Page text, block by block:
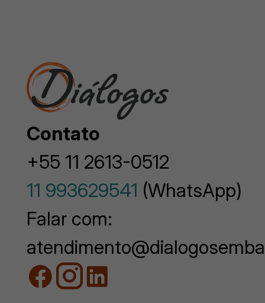
Contato
+55 11 2613-0512
11 993629541 (WhatsApp)
Falar com: